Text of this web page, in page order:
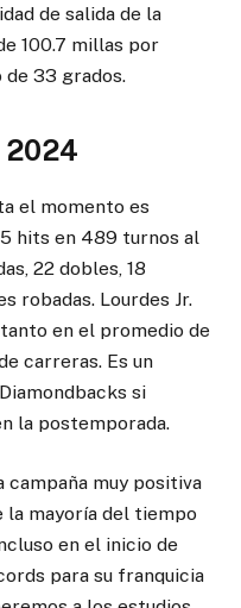
de salida de la
100.7 millas por
de 33 grados.
2024
el momento es
hits en 489 turnos al
22 dobles, 18
robadas. Lourdes Jr.
en el promedio de
carreras. Es un
si
la postemporada.
campaña muy positiva
la mayoría del tiempo
en el inicio de
para su franquicia